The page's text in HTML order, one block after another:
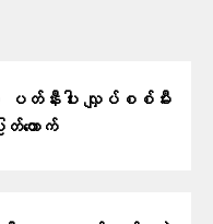
တ်နီးပါး လျှပ်စစ်မီး
တ်တောက်